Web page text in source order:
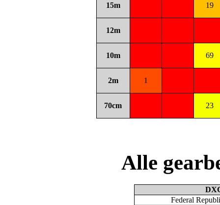
15m 19
12m
10m 69
2m 1
70cm 23
Alle
Federal